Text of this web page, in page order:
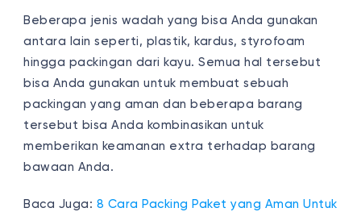
Beberapa jenis wadah yang bisa Anda gunakan
antara lain seperti, plastik, kardus, styrofoam
hingga packingan dari kayu. Semua hal tersebut
bisa Anda gunakan untuk membuat sebuah
packingan yang aman dan beberapa barang
tersebut bisa Anda kombinasikan untuk
memberikan keamanan extra terhadap barang
bawaan Anda.
Baca Juga: 8 Cara Packing Paket yang Aman Untuk